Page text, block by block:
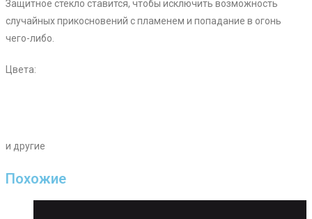
Защитное стекло ставится, чтобы исключить возможность
случайных прикосновений с пламенем и попадание в огонь
чего-либо.
Цвета:
и другие
Похожие